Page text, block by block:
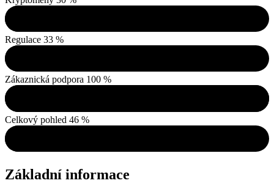
Regulace 33 %
Zákaznická podpora 100 %
Celkový pohled 46 %
Základní informace